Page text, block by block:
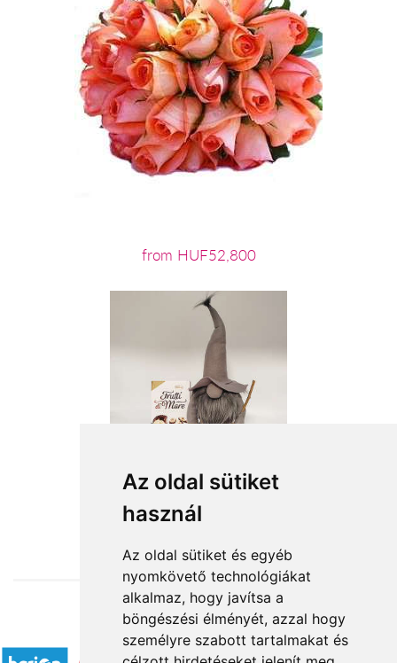
Az oldal sütiket
használ
Az oldal sütiket és egyéb
nyomkövető technológiákat
alkalmaz, hogy javítsa a
böngészési élményét, azzal hogy
személyre szabott tartalmakat és
from HUF52,800
from HUF15,120
Accepted payment methods